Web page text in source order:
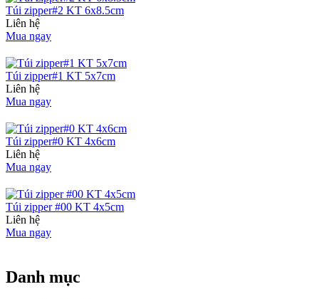
Túi zipper#2 KT 6x8.5cm
Liên hệ
Mua ngay
Túi zipper#1 KT 5x7cm
Liên hệ
Mua ngay
Túi zipper#0 KT 4x6cm
Liên hệ
Mua ngay
Túi zipper #00 KT 4x5cm
Liên hệ
Mua ngay
Danh mục